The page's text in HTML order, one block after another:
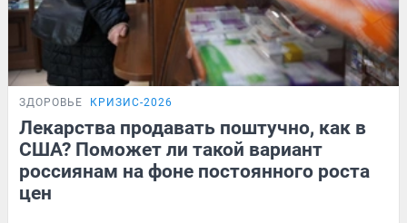
ЗДОРОВЬЕ КРИЗИС-2026
Лекарства продавать поштучно, как в
США? Поможет ли такой вариант
россиянам на фоне постоянного роста
цен